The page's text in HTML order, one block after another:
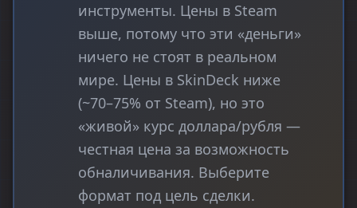
инструменты. Цены в Steam
выше, потому что эти «деньги»
ничего не стоят в реальном
мире. Цены в SkinDeck ниже
(~70–75% от Steam), но это
«живой» курс доллара/рубля —
честная цена за возможность
обналичивания. Выберите
формат под цель сделки.